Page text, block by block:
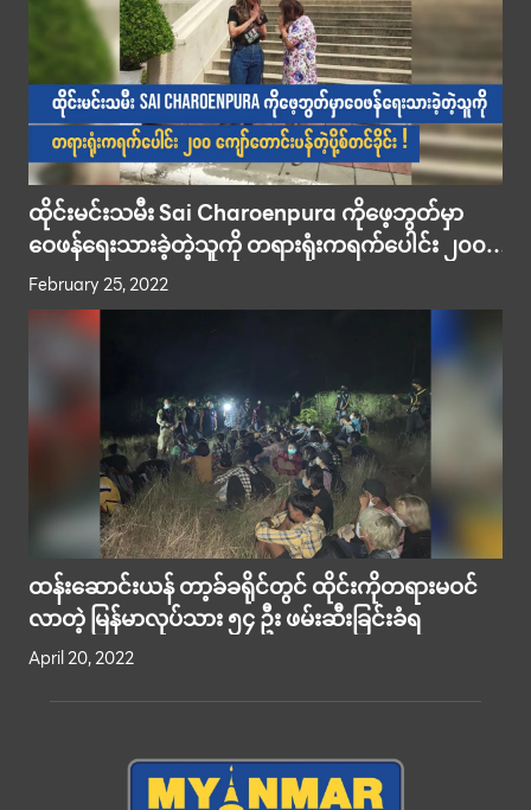
ထိုင်းမင်းသမီး Sai Charoenpura ကိုဖေ့ဘွတ်မှာ
ဝေဖန်ရေးသားခဲ့တဲ့သူကို တရားရုံးကရက်ပေါင်း ၂၀၀
ကျော်တောင်းပန်တဲ့ပို့စ်တင်ခိုင်း !
February 25, 2022
ထန်းဆောင်းယန် တာ့ခ်ခရိုင်တွင် ထိုင်းကိုတရားမဝင်
လာတဲ့ မြန်မာလုပ်သား ၅၄ ဦး ဖမ်းဆီးခြင်းခံရ
April 20, 2022